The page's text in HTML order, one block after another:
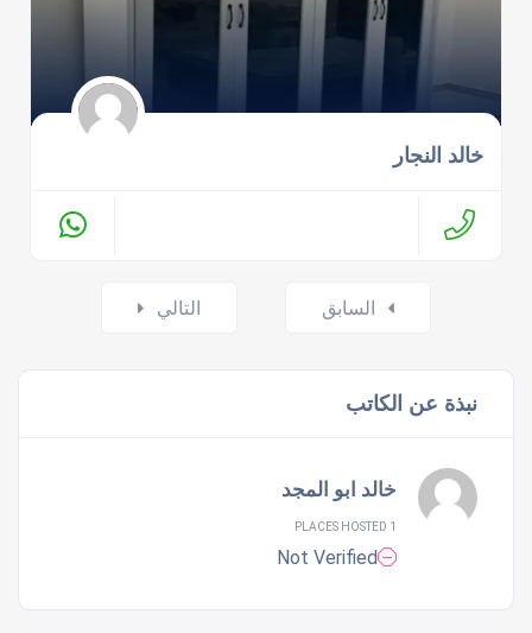
خالد النجار
السابق التالي
نبذة عن الكاتب
خالد ابو المجد
1 PLACES HOSTED
Not Verified